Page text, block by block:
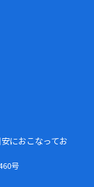
におこなってお
号